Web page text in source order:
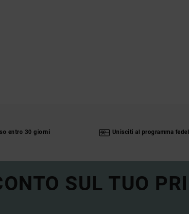
entro 30 giorni Unisciti al programma
SUL TUO